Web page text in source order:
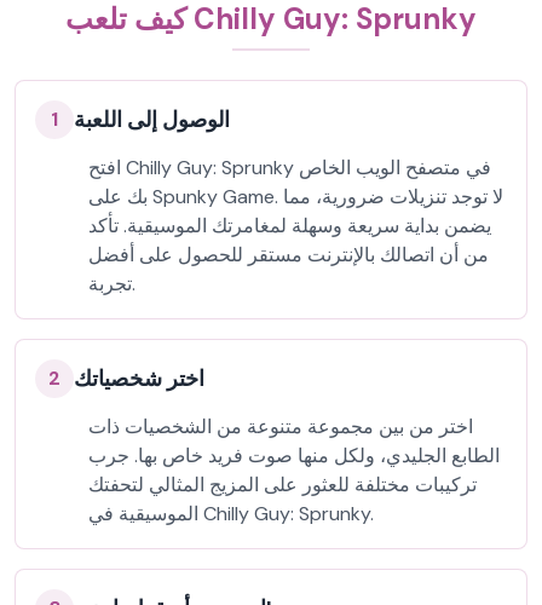
كيف تلعب Chilly Guy: Sprunky
1 الوصول إلى اللعبة
افتح Chilly Guy: Sprunky في متصفح الويب الخاص
بك على Spunky Game. لا توجد تنزيلات ضرورية، مما
يضمن بداية سريعة وسهلة لمغامرتك الموسيقية. تأكد
من أن اتصالك بالإنترنت مستقر للحصول على أفضل
تجربة.
2 اختر شخصياتك
اختر من بين مجموعة متنوعة من الشخصيات ذات
الطابع الجليدي، ولكل منها صوت فريد خاص بها. جرب
تركيبات مختلفة للعثور على المزيج المثالي لتحفتك
الموسيقية في Chilly Guy: Sprunky.